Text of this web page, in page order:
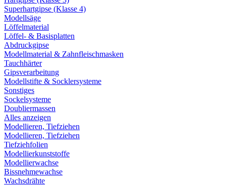
Superhartgipse (Klasse 4)
Modellsäge
Löffelmaterial
Löffel- & Basisplatten
Abdruckgipse
Modellmaterial & Zahnfleischmasken
Tauchhärter
Gipsverarbeitung
Modellstifte & Socklersysteme
Sonstiges
Sockelsysteme
Doubliermassen
Alles anzeigen
Modellieren, Tiefziehen
Modellieren, Tiefziehen
Tiefziehfolien
Modellierkunststoffe
Modellierwachse
Bissnehmewachse
Wachsdrähte